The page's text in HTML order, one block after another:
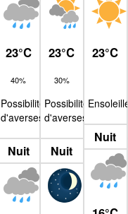
23°C
40%
Possibilité
d'averses
Nuit
23°C
30%
Possibilité
d'averses
Nuit
23°C
Ensoleillé
Nuit